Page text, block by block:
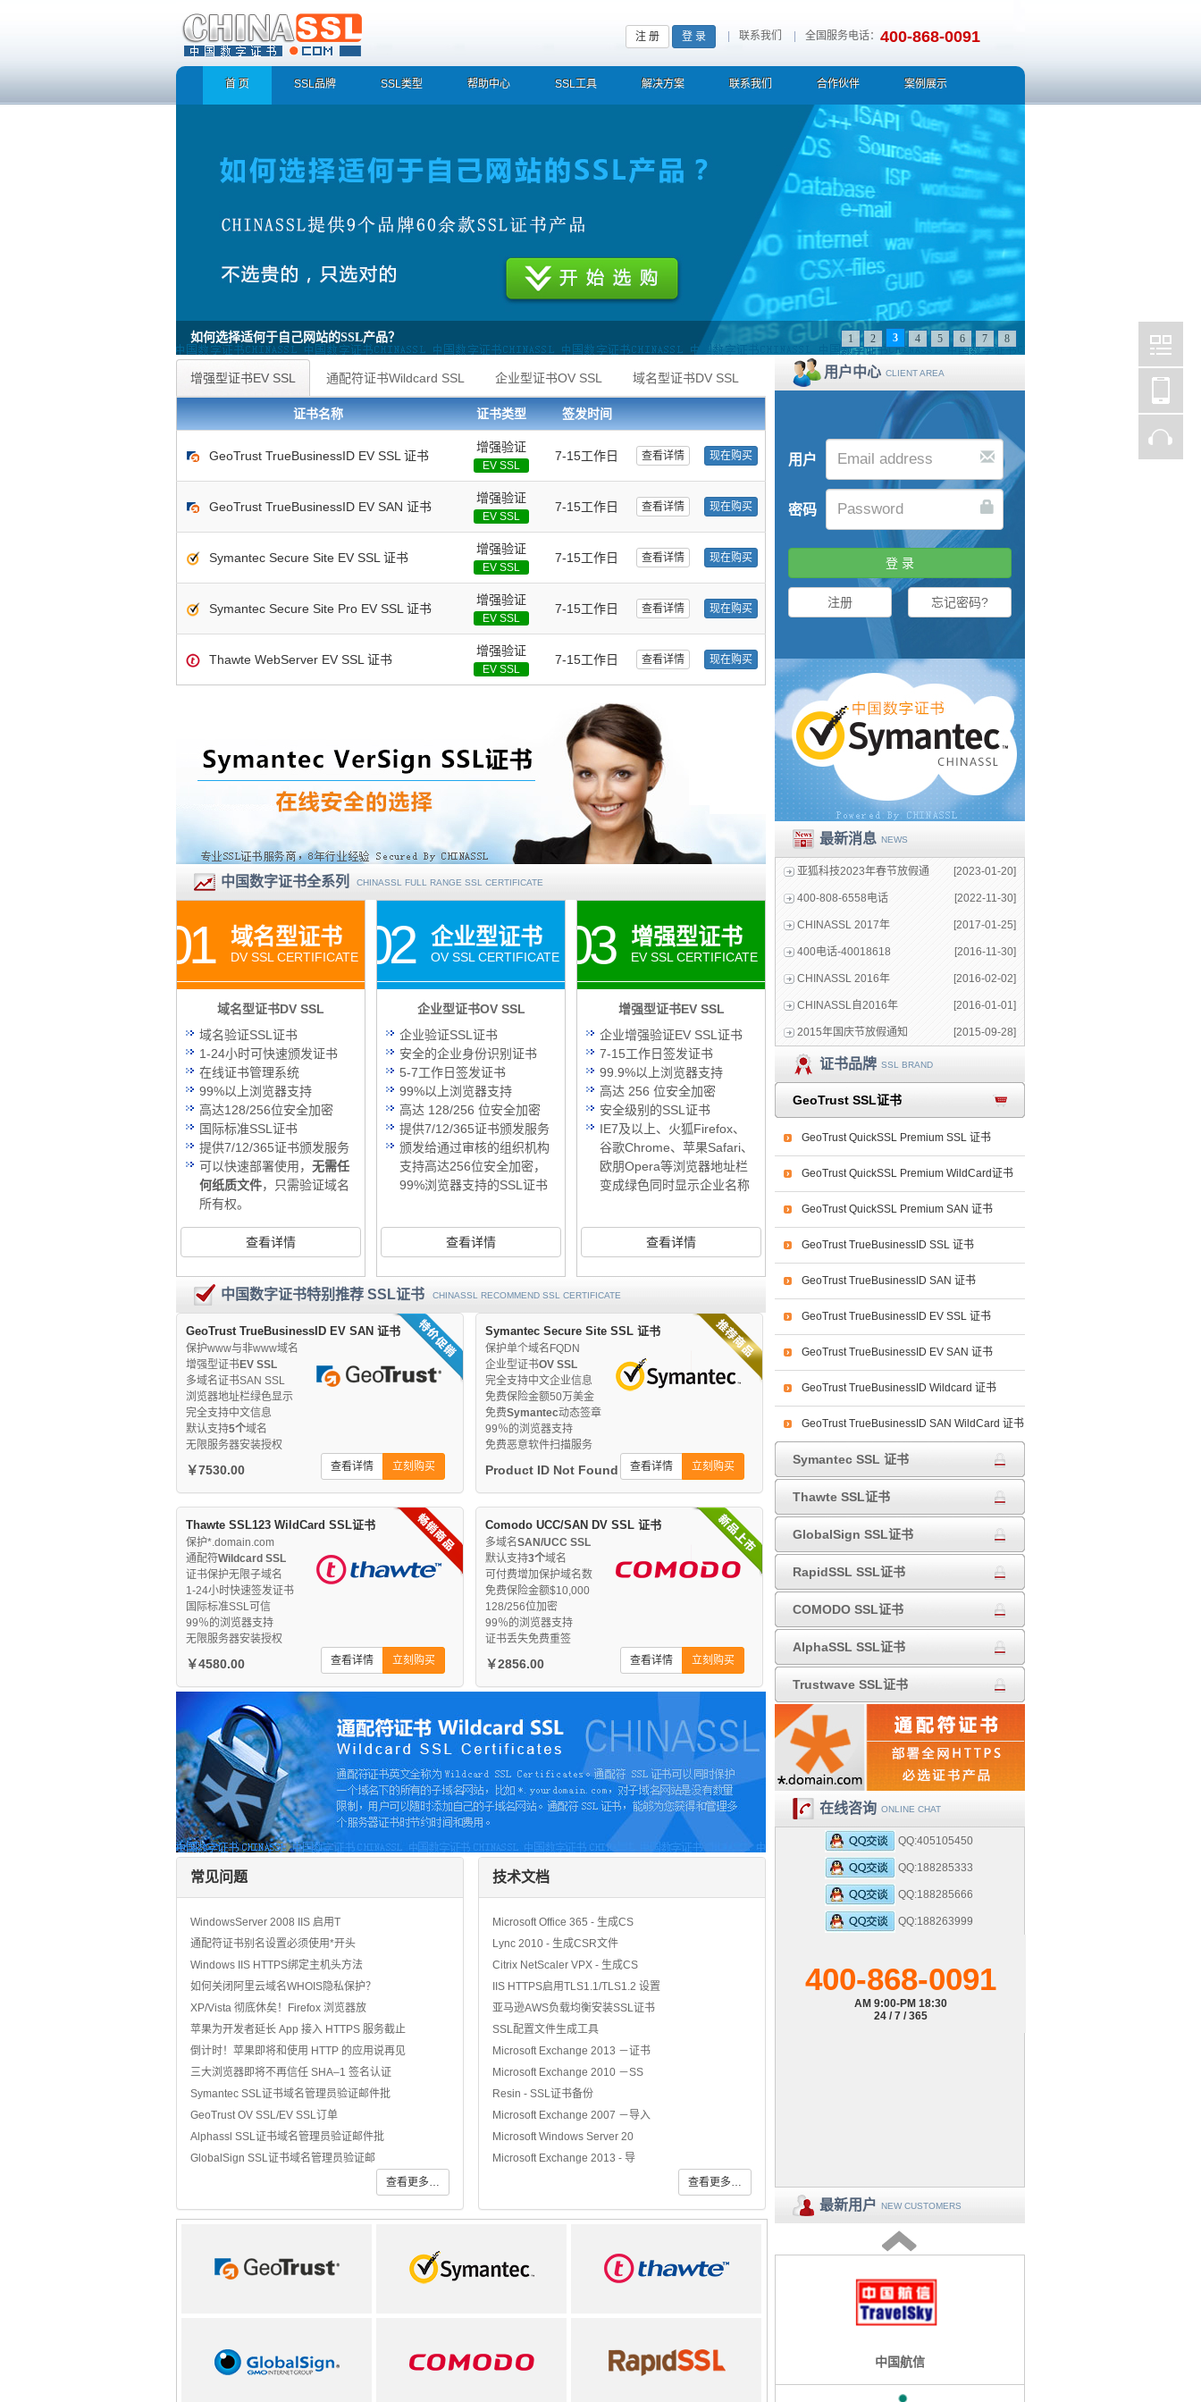
注 册 登 录 联系我们 全国服务电话： 400-868-0091
首 页 SSL品牌 SSL类型 帮助中心 SSL工具 解决方案 联系我们 合作伙伴 案例展示
为什么使用企业型证书OV SSL?
企业型证书OV SSL 快速识别真实企业/组织身份，防止假冒/诈骗/钓鱼网站 数据通过SSL/TLS加密安全传输，防止第三方非法窃取/监听/篡改/劫持用户信息 证书包含详细公司/组织信
息 证书完全支持中文企业/组织信息 验证所属组织/企业域名管理权限 浏览器地址栏显示安全锁图标 99.9%浏览器/移动设备兼容 128/256自适应加密通道 支持TLS安全传输通信协议 证
书包含企业信息，点击证书信息立辨网站是否属于该企业/机构，假冒网站无所遁形 适用于企业网站、电子商务网站、证券、金融机构、投资理财、在线支付、政府机构...
1 2 3 4 5 6 7 8
增强型证书EV SSL 通配符证书Wildcard SSL 企业型证书OV SSL 域名型证书DV SSL
证书名称 证书类型 签发时间
GeoTrust TrueBusinessID EV SSL 证书
增强验证
EV SSL
7-15工作日 查看详情 现在购买
GeoTrust TrueBusinessID EV SAN 证书
增强验证
EV SSL
7-15工作日 查看详情 现在购买
Symantec Secure Site EV SSL 证书
增强验证
EV SSL
7-15工作日 查看详情 现在购买
Symantec Secure Site Pro EV SSL 证书
增强验证
EV SSL
7-15工作日 查看详情 现在购买
Thawte WebServer EV SSL 证书
增强验证
EV SSL
7-15工作日 查看详情 现在购买
中国数字证书全系列 CHINASSL FULL RANGE SSL CERTIFICATE
01 域名型证书
DV SSL CERTIFICATE
域名型证书DV SSL
域名验证SSL证书
1-24小时可快速颁发证书
在线证书管理系统
99%以上浏览器支持
高达128/256位安全加密
国际标准SSL证书
提供7/12/365证书颁发服务
可以快速部署使用， 无需任
何纸质文件，只需验证域名
所有权。
查看详情
02 企业型证书
OV SSL CERTIFICATE
企业型证书OV SSL
企业验证SSL证书
安全的企业身份识别证书
5-7工作日签发证书
99%以上浏览器支持
高达 128/256 位安全加密
提供7/12/365证书颁发服务
颁发给通过审核的组织机构
支持高达256位安全加密，
99%浏览器支持的SSL证书
查看详情
03 增强型证书
EV SSL CERTIFICATE
增强型证书EV SSL
企业增强验证EV SSL证书
7-15工作日签发证书
99.9%以上浏览器支持
高达 256 位安全加密
安全级别的SSL证书
IE7及以上、火狐Firefox、
谷歌Chrome、苹果Safari、
欧朋Opera等浏览器地址栏
变成绿色同时显示企业名称
查看详情
中国数字证书特别推荐 SSL证书 CHINASSL RECOMMEND SSL CERTIFICATE
GeoTrust TrueBusinessID EV SAN 证书
保护www与非www域名
增强型证书EV SSL
多域名证书SAN SSL
浏览器地址栏绿色显示
完全支持中文信息
默认支持5个域名
无限服务器安装授权
￥7530.00 查看详情 立刻购买
Symantec Secure Site SSL 证书
保护单个域名FQDN
企业型证书OV SSL
完全支持中文企业信息
免费保险金额50万美金
免费Symantec动态签章
99％的浏览器支持
免费恶意软件扫描服务
Product ID Not Found 查看详情 立刻购买
Thawte SSL123 WildCard SSL证书
保护*.domain.com
通配符Wildcard SSL
证书保护无限子域名
1-24小时快速签发证书
国际标准SSL可信
99％的浏览器支持
无限服务器安装授权
￥4580.00 查看详情 立刻购买
Comodo UCC/SAN DV SSL 证书
多域名SAN/UCC SSL
默认支持3个域名
可付费增加保护域名数
免费保险金额$10,000
128/256位加密
99％的浏览器支持
证书丢失免费重签
￥2856.00 查看详情 立刻购买
常见问题
WindowsServer 2008 IIS 启用T
通配符证书别名设置必须使用*开头
Windows IIS HTTPS绑定主机头方法
如何关闭阿里云域名WHOIS隐私保护？
XP/Vista 彻底休矣！Firefox 浏览器放
苹果为开发者延长 App 接入 HTTPS 服务截止
倒计时！苹果即将和使用 HTTP 的应用说再见
三大浏览器即将不再信任 SHA–1 签名认证
Symantec SSL证书域名管理员验证邮件批
GeoTrust OV SSL/EV SSL订单
Alphassl SSL证书域名管理员验证邮件批
GlobalSign SSL证书域名管理员验证邮
查看更多…
技术文档
Microsoft Office 365 - 生成CS
Lync 2010 - 生成CSR文件
Citrix NetScaler VPX - 生成CS
IIS HTTPS启用TLS1.1/TLS1.2 设置
亚马逊AWS负载均衡安装SSL证书
SSL配置文件生成工具
Microsoft Exchange 2013 －证书
Microsoft Exchange 2010 －SS
Resin - SSL证书备份
Microsoft Exchange 2007 －导入
Microsoft Windows Server 20
Microsoft Exchange 2013 - 导
查看更多…
用户中心 CLIENT AREA
用户
密码
注册 忘记密码?
最新消息 NEWS
[2023-01-20]
亚狐科技2023年春节放假通
[2022-11-30]
400-808-6558电话
[2017-01-25]
CHINASSL 2017年
[2016-11-30]
400电话-40018618
[2016-02-02]
CHINASSL 2016年
[2016-01-01]
CHINASSL自2016年
[2015-09-28]
2015年国庆节放假通知
证书品牌 SSL BRAND
GeoTrust SSL证书
GeoTrust QuickSSL Premium SSL 证书
GeoTrust QuickSSL Premium WildCard证书
GeoTrust QuickSSL Premium SAN 证书
GeoTrust TrueBusinessID SSL 证书
GeoTrust TrueBusinessID SAN 证书
GeoTrust TrueBusinessID EV SSL 证书
GeoTrust TrueBusinessID EV SAN 证书
GeoTrust TrueBusinessID Wildcard 证书
GeoTrust TrueBusinessID SAN WildCard 证书
Symantec SSL 证书
Thawte SSL证书
GlobalSign SSL证书
RapidSSL SSL证书
COMODO SSL证书
AlphaSSL SSL证书
Trustwave SSL证书
在线咨询 ONLINE CHAT
QQ:405105450
QQ:188285333
QQ:188285666
QQ:188263999
400-868-0091
AM 9:00-PM 18:30
24 / 7 / 365
最新用户 NEW CUSTOMERS
渤海证券
中国航信